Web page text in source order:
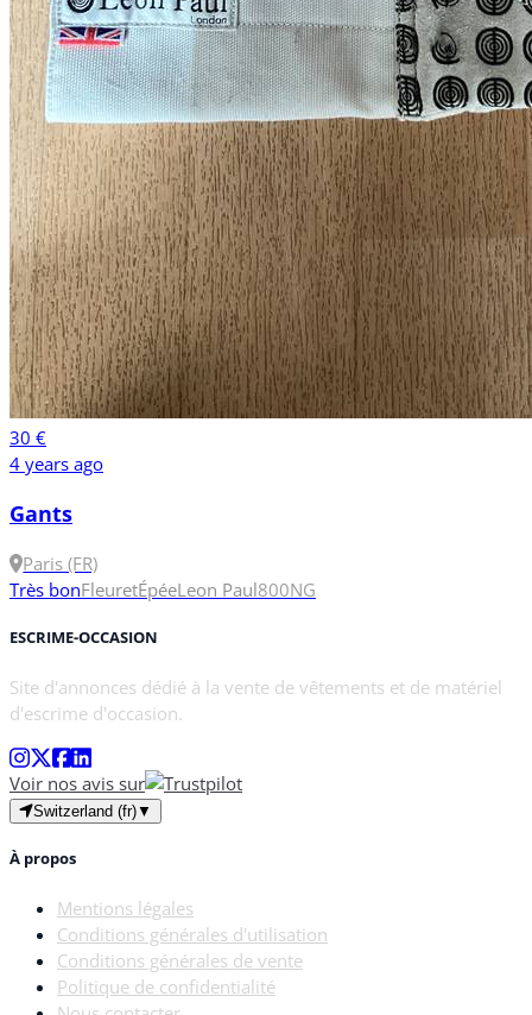
30 €
4 years ago
Gants
Paris (FR)
Très bonFleuretÉpéeLeon Paul800NG
ESCRIME-OCCASION
Site d'annonces dédié à la vente de vêtements et de matériel
d'escrime d'occasion.
Voir nos avis sur
Switzerland (fr)▼
À propos
Mentions légales
Conditions générales d'utilisation
Conditions générales de vente
Politique de confidentialité